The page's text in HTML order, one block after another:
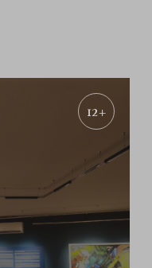
12+